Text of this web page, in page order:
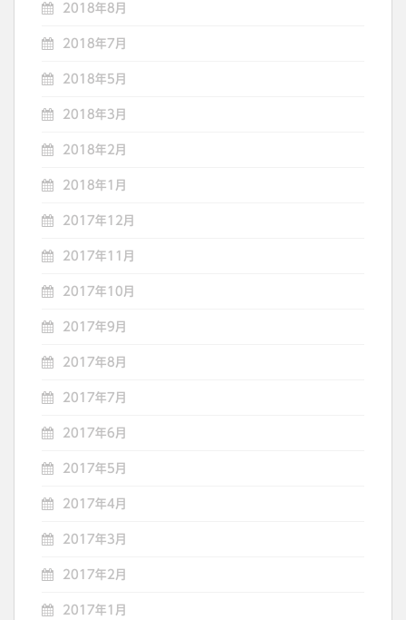
2018年8月
2018年7月
2018年5月
2018年3月
2018年2月
2018年1月
2017年12月
2017年11月
2017年10月
2017年9月
2017年8月
2017年7月
2017年6月
2017年5月
2017年4月
2017年3月
2017年2月
2017年1月